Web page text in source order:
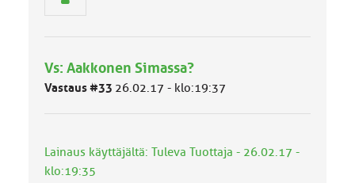
ä
l
a
:
Vs: Aakkonen Simassa?
Vastaus #33 26.02.17 - klo:19:37
Lainaus käyttäjältä: Tuleva Tuottaja - 26.02.17 -
klo:19:35